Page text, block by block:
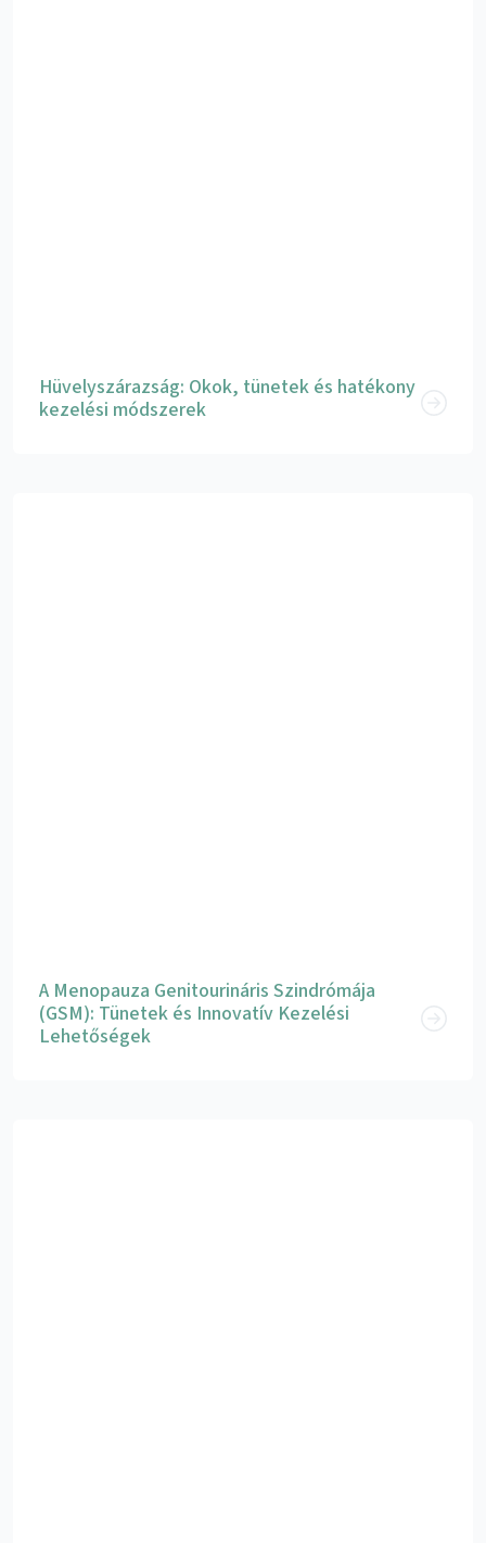
Hüvelyszárazság: Okok, tünetek és hatékony
kezelési módszerek
A Menopauza Genitourináris Szindrómája
(GSM): Tünetek és Innovatív Kezelési
Lehetőségek